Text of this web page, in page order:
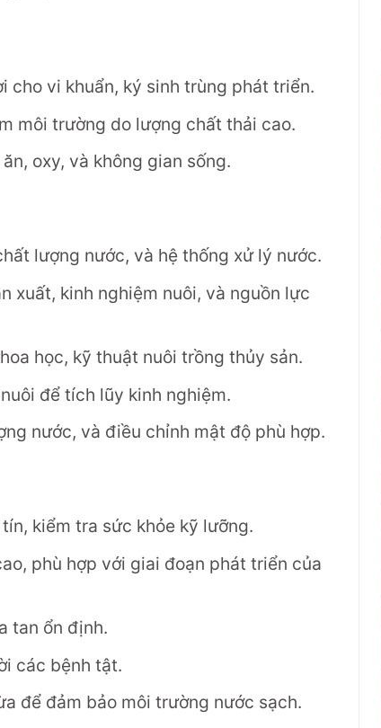
cho vi khuẩn, ký sinh trùng phát triển.
môi trường do lượng chất thải cao.
oxy, và không gian sống.
lượng nước, và hệ thống xử lý nước.
xuất, kinh nghiệm nuôi, và nguồn lực
học, kỹ thuật nuôi trồng thủy sản.
để tích lũy kinh nghiệm.
nước, và điều chỉnh mật độ phù hợp.
kiểm tra sức khỏe kỹ lưỡng.
phù hợp với giai đoạn phát triển của
tan ổn định.
các bệnh tật.
để đảm bảo môi trường nước sạch.